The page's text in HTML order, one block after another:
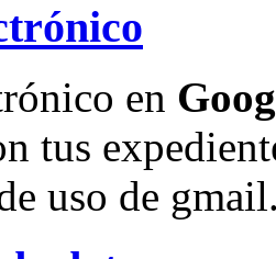
en
tus
uso de